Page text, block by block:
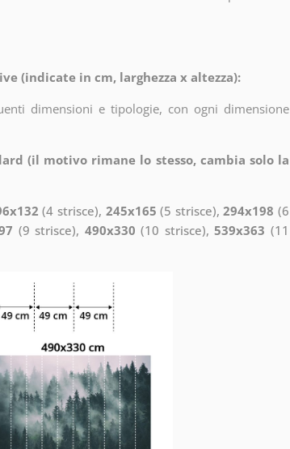
(indicate in cm, larghezza x altezza):
dimensioni e tipologie, con ogni dimensione
(il motivo rimane lo stesso, cambia solo la
(4 strisce), 245x165 (5 strisce),294x198 (6
(9 strisce), 490x330 (10 strisce),539x363 (11